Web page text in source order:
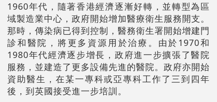
1960年代，隨著香港經濟逐漸好轉，並轉型為區
域製造業中心，政府開始增加醫療衛生服務開支。
那時，傳染病已得到控制，醫務衛生署開始增建門
診和醫院，將更多資源用於治療。由於1970和
1980年代經濟逐步增長，政府進一步擴張了醫院
服務，並建造了更多設備先進的醫院。政府亦開始
資助醫生，在某一專科或亞專科工作了三到四年
後，到英國接受進一步培訓。